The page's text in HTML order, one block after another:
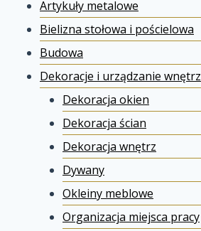
Artykuły metalowe
Bielizna stołowa i pościelowa
Budowa
Dekoracje i urządzanie wnętrz
Dekoracja okien
Dekoracja ścian
Dekoracja wnętrz
Dywany
Okleiny meblowe
Organizacja miejsca pracy